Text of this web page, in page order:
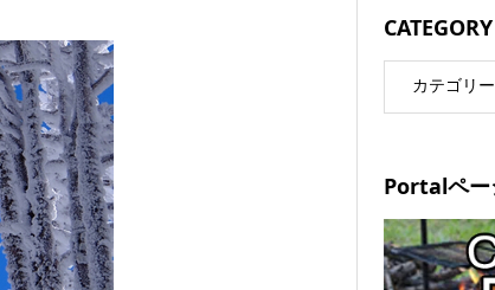
CATEGORY
Portalペー